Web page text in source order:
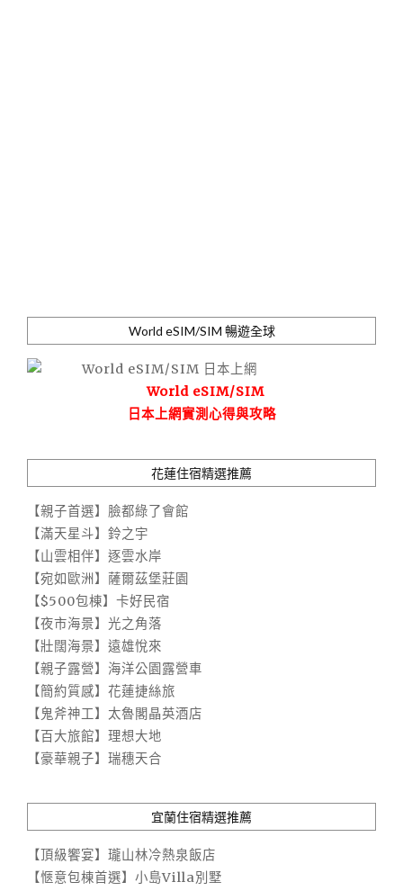
World eSIM/SIM 暢遊全球
World eSIM/SIM
日本上網實測心得與攻略
花蓮住宿精選推薦
【親子首選】臉都綠了會館
【滿天星斗】鈴之宇
【山雲相伴】逐雲水岸
【宛如歐洲】薩爾茲堡莊園
【$500包棟】卡好民宿
【夜市海景】光之角落
【壯闊海景】遠雄悅來
【親子露營】海洋公園露營車
【簡約質感】花蓮捷絲旅
【鬼斧神工】太魯閣晶英酒店
【百大旅館】理想大地
【豪華親子】瑞穗天合
宜蘭住宿精選推薦
【頂級饗宴】瓏山林冷熱泉飯店
【愜意包棟首選】小島Villa別墅